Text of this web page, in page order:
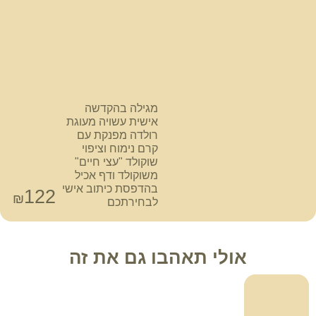
מגילה בהקדשה
אישית עשויה מעוגת
רולדה מפנקת עם
קרם נימוח וציפוי
שוקולד "עצי חיים"
משוקולד ודף אכיל
בהדפסת כיתוב אישי
לבחירתכם
₪122
אולי תאהבו גם את זה